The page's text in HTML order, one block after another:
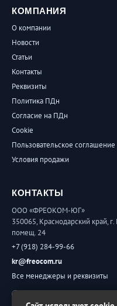
КОМПАНИЯ
О компании
Новости
Статьи
Контакты
Реквизиты
Политика ПДн
Согласие на ПДн
Cookie
Пользовательское соглашение
Условия продажи
КОНТАКТЫ
ООО «ФРЕОКОМ-ЮГ»
350065, Краснодарский край,
помещ. 24
+7 (918) 284-99-66
kr@freocom.ru
Все менеджеры и реквизиты
Обратная связь